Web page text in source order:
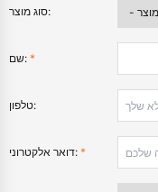
סוג מוצר:
שם: *
טלפון:
דואר אלקטרוני: *